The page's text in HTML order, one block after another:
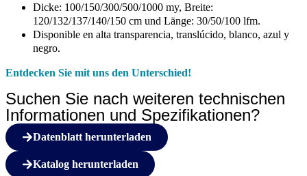
Dicke: 100/150/300/500/1000 my, Breite:
120/132/137/140/150 cm und Länge: 30/50/100 lfm.
Disponible en alta transparencia, translúcido, blanco, azul y
negro.
Entdecken Sie mit uns den Unterschied!
Suchen Sie nach weiteren technischen
Informationen und Spezifikationen?
Datenblatt herunterladen
Katalog herunterladen